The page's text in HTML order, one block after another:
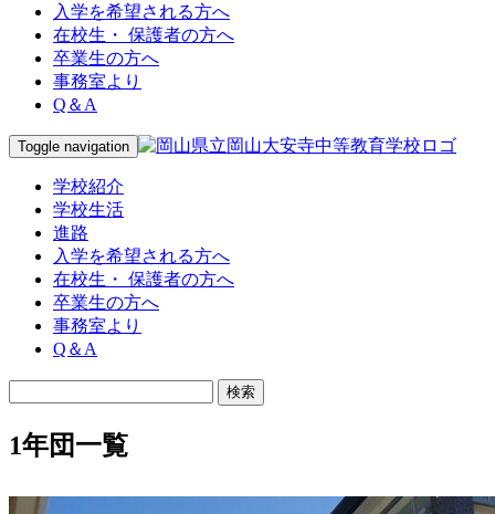
入学を希望される方へ
在校生・ 保護者の方へ
卒業生の方へ
事務室より
Q＆A
Toggle navigation
学校紹介
学校生活
進路
入学を希望される方へ
在校生・ 保護者の方へ
卒業生の方へ
事務室より
Q＆A
1年団一覧